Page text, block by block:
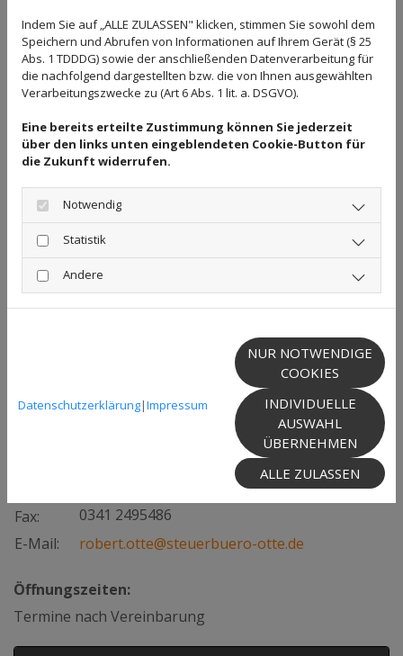
Google Maps inaktiv
Aufgrund Ihrer Cookie-Einstellungen
kann dieses Modul nicht geladen
werden.
Wenn Sie dieses Modul sehen
möchten, passen Sie bitte Ihre
Cookie-Einstellungen entsprechend
an.
COOKIE EINSTELLUNGEN
Leipzig
(weitere Beratungsstelle)
Gustav-Adolf-Straße 34
Fax:
0341 2495486
E-Mail:
robert.otte@steuerbuero-otte.de
Öffnungszeiten:
Termine nach Vereinbarung
Indem Sie auf „ALLE ZULASSEN" klicken, stimmen Sie sowohl dem
Speichern und Abrufen von Informationen auf Ihrem Gerät (§ 25
Abs. 1 TDDDG) sowie der anschließenden Datenverarbeitung für
die nachfolgend dargestellten bzw. die von Ihnen ausgewählten
Verarbeitungszwecke zu (Art 6 Abs. 1 lit. a. DSGVO).
Eine bereits erteilte Zustimmung können Sie jederzeit
über den links unten eingeblendeten Cookie-Button für
die Zukunft widerrufen.
Notwendig
Statistik
Andere
Datenschutzerklärung|Impressum
NUR NOTWENDIGE
COOKIES
INDIVIDUELLE
AUSWAHL
ÜBERNEHMEN
ALLE ZULASSEN